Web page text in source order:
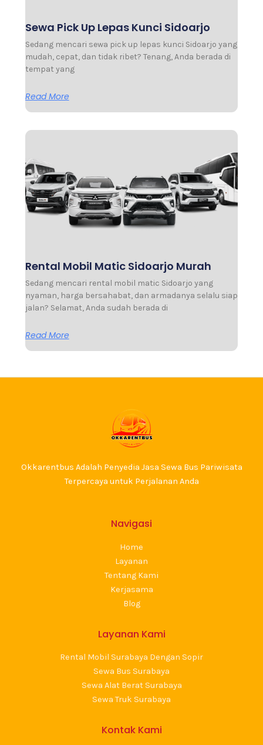
Sewa Pick Up Lepas Kunci Sidoarjo
Sedang mencari sewa pick up lepas kunci Sidoarjo yang
mudah, cepat, dan tidak ribet? Tenang, Anda berada di
tempat yang
Read More
Rental Mobil Matic Sidoarjo Murah
Sedang mencari rental mobil matic Sidoarjo yang
nyaman, harga bersahabat, dan armadanya selalu siap
jalan? Selamat, Anda sudah berada di
Read More
Okkarentbus Adalah Penyedia Jasa Sewa Bus Pariwisata
Terpercaya untuk Perjalanan Anda
Navigasi
Home
Layanan
Tentang Kami
Kerjasama
Blog
Layanan Kami
Rental Mobil Surabaya Dengan Sopir
Sewa Bus Surabaya
Sewa Alat Berat Surabaya
Sewa Truk Surabaya
Kontak Kami